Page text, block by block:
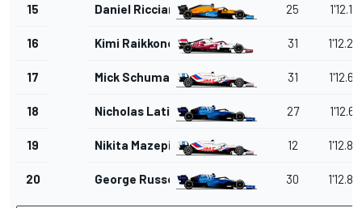
15 Daniel Ricciardo 25
16 Kimi Raikkonen 31
17 Mick Schumacher 31
18 Nicholas Latifi 27
19 Nikita Mazepin 12
20 George Russell 30